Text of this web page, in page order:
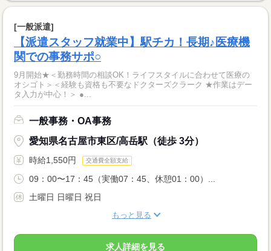
[一般派遣]
【派遣スタッフ就業中】駅チカ！長期♪医療機
関での事務サポ○
9月開始★＜勤務時間の相談OK！ライフスタイルに合わせて医療の
オシゴト＞＜経験も資格も不要なドクターズクラーク ★作業はデー
タ入力が中心！＞ ●...
一般事務・OA事務
愛知県名古屋市東区/高岳駅（徒歩 3分）
時給1,550円 交通費全額支給
09：00〜17：45（実働07：45、休憩01：00）...
土曜日 日曜日 祝日
もっと見る
求人詳細を見る